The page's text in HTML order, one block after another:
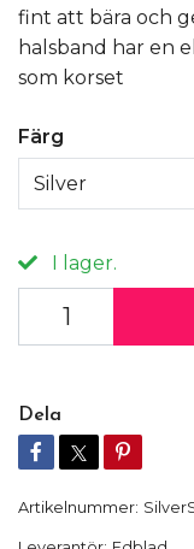
fint att bära och
halsband har en
som korset
Färg
Silver
I lager.
Dela
Artikelnummer: